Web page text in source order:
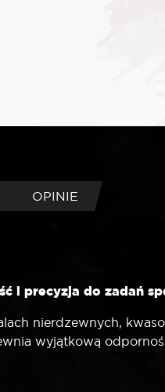
OPINIE
i precyzja do zadań
nierdzewnych,
wyjątkową